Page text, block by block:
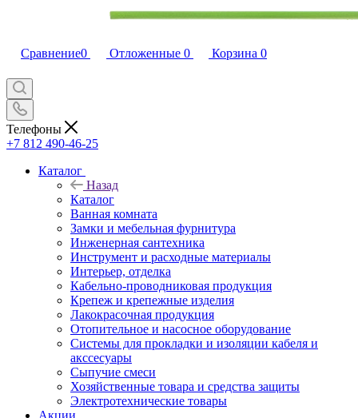
Сравнение0 Отложенные 0 Корзина 0
Телефоны
+7 812 490-46-25
Каталог
Назад
Каталог
Ванная комната
Замки и мебельная фурнитура
Инженерная сантехника
Инструмент и расходные материалы
Интерьер, отделка
Кабельно-проводниковая продукция
Крепеж и крепежные изделия
Лакокрасочная продукция
Отопительное и насосное оборудование
Системы для прокладки и изоляции кабеля и
акссесуары
Сыпучие смеси
Хозяйственные товара и средства защиты
Электротехнические товары
Акции